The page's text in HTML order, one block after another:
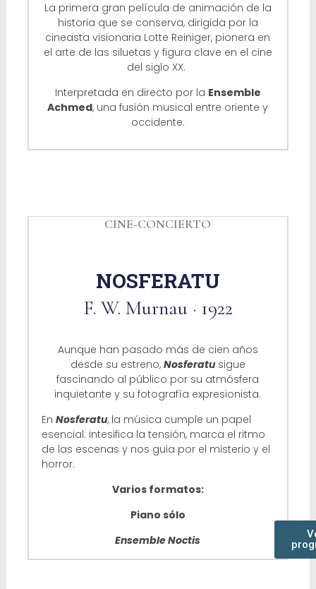
La primera gran película de animación de la
historia que se conserva, dirigida por la
cineasta visionaria Lotte Reiniger, pionera en
el arte de las siluetas y figura clave en el cine
del siglo XX.
Interpretada en directo por la Ensemble
Achmed, una fusión musical entre oriente y
occidente.
CINE-CONCIERTO
NOSFERATU
F. W. Murnau · 1922
Aunque han pasado más de cien años
desde su estreno, Nosferatu sigue
fascinando al público por su atmósfera
inquietante y su fotografía expresionista.
EnNosferatu, la música cumple un papel
esencial: intesifica la tensión, marca el ritmo
de las escenas y nos guia por el misterio y el
horror.
Varios formatos:
Piano sólo
Ensemble Noctis